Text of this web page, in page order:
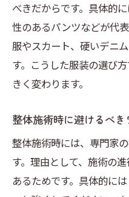
べきだからです。具体的
性のあるパンツなどが代
服やスカート、硬いデニ
す。こうした服装の選び
きく変わります。
整体施術時に避けるべ
整体施術時には、専門家
す。理由として、施術の
あるためです。具体的に